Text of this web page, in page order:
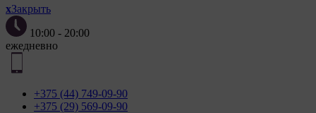
xЗакрыть
10:00 - 20:00
ежедневно
+375 (44) 749-09-90
+375 (29) 569-09-90